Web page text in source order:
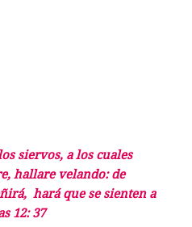
siervos, a los cuales
hallare velando: de
hará que se sienten a
12: 37